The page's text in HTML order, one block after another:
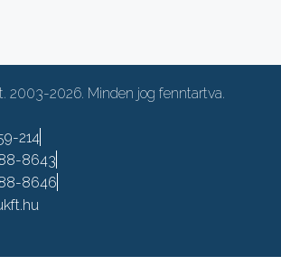
2003-2026. Minden jog fenntartva.
214
8643
8646